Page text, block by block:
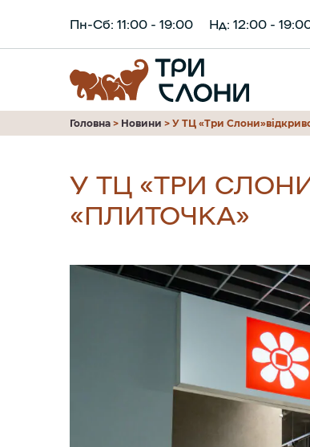
Пн-Сб: 11:00 - 19:00 Нд: 12:00 -
Головна > Новини > У ТЦ «Три
У ТЦ «ТРИ
«ПЛИТОЧКА»